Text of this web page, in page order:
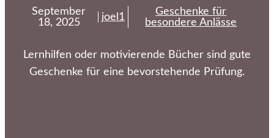
September
18, 2025
joel1
Geschenke für
besondere Anlässe
Lernhilfen oder motivierende Bücher sind gute
Geschenke für eine bevorstehende Prüfung.